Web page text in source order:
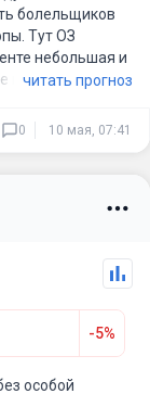
болельщиков
Тут ОЗ
небольшая и
непонятно кого
соперником
им так же
читать прогноз
0 10 мая, 07:41
-5%
особой